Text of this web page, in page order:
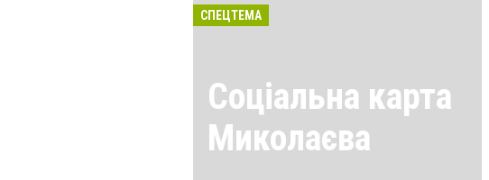
СПЕЦТЕМА
Соціальна карта
Миколаєва